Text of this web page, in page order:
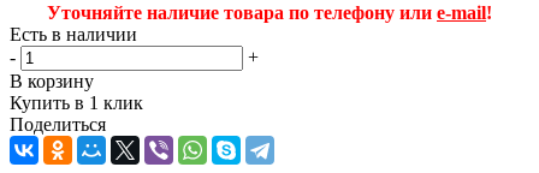
Уточняйте наличие товара по телефону или e-mail!
Есть в наличии
-
+
В корзину
Купить в 1 клик
Поделиться